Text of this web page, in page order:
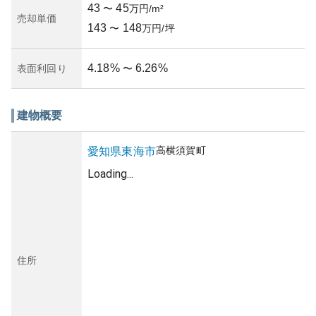
売却単価
43 〜 45万円/m²
143 〜 148万円/坪
表面利回り 4.18% 〜 6.26%
建物概要
住所
愛知県東海市高横須賀町
Loading...